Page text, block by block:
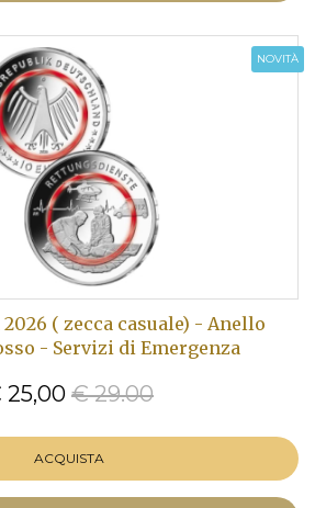
NOVITÀ
( zecca casuale) - Anello
- Servizi di Emergenza
25,00 € 29.00
ACQUISTA